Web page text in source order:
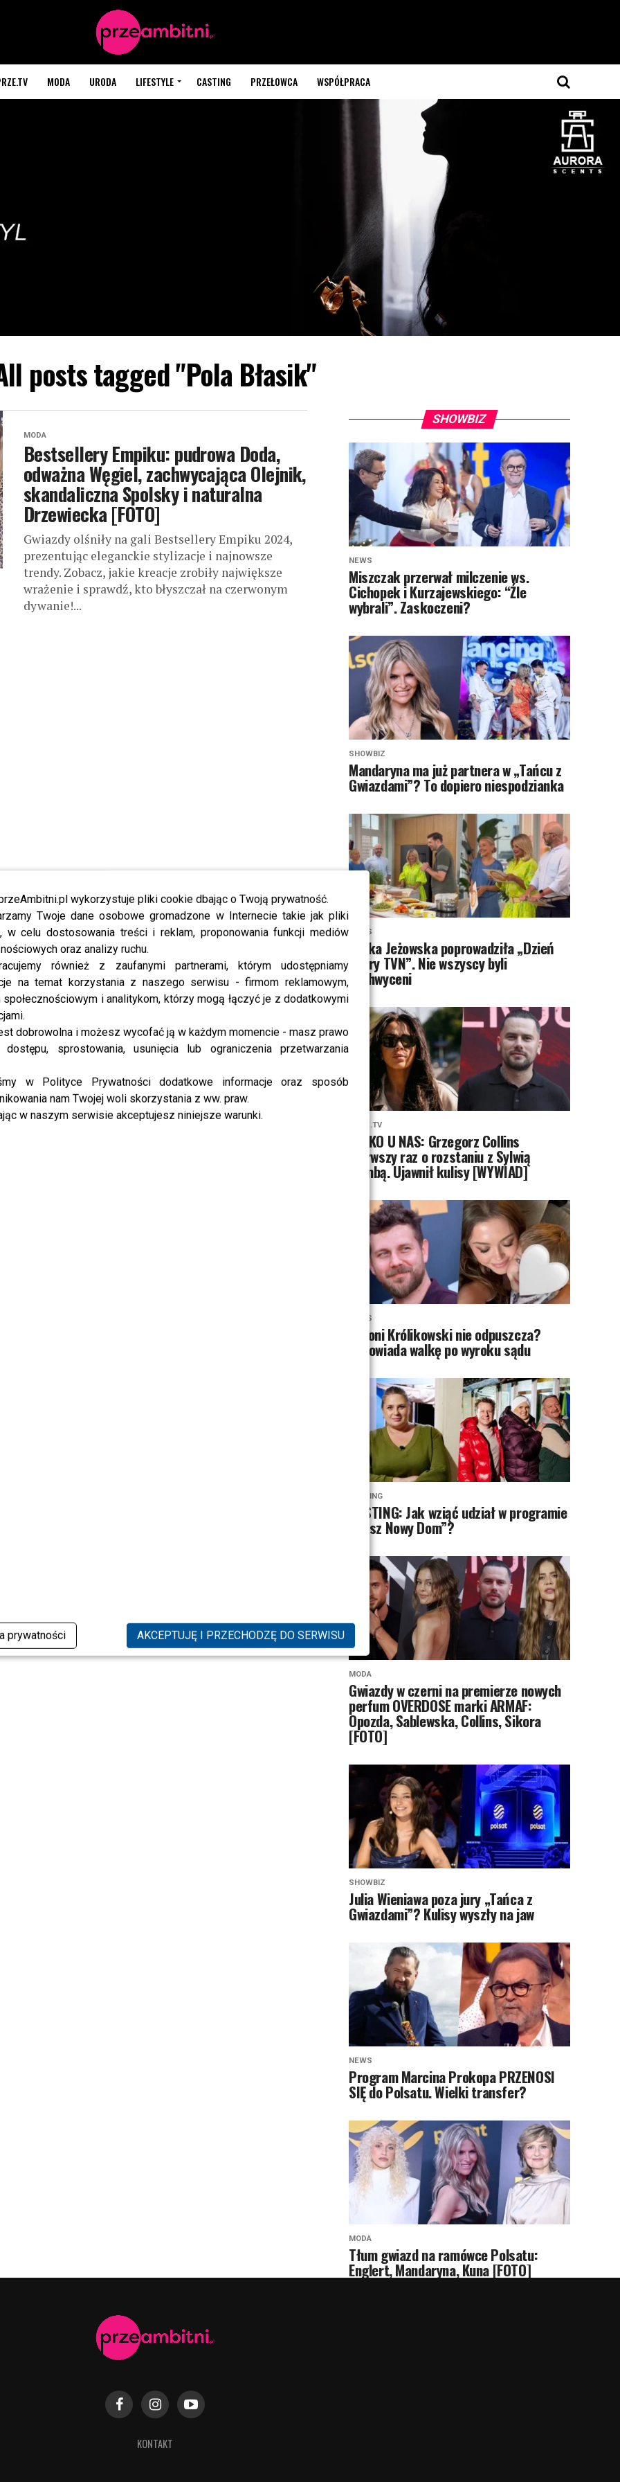
wykorzystuje pliki cookie dbając o Twoją prywatność.
Twoje dane osobowe gromadzone w Internecie takie jak pliki
w celu dostosowania treści i reklam, proponowania funkcji mediów
oraz analizy ruchu.
również z zaufanymi partnerami, którym udostępniamy
na temat korzystania z naszego serwisu - firmom reklamowym,
społecznościowym i analitykom, którzy mogą łączyć je z dodatkowymi
dobrowolna i możesz wycofać ją w każdym momencie - masz prawo
dostępu, sprostowania, usunięcia lub ograniczenia przetwarzania
w Polityce Prywatności dodatkowe informacje oraz sposób
nam Twojej woli skorzystania z ww. praw.
w naszym serwisie akceptujesz niniejsze warunki.
prywatności AKCEPTUJĘ I PRZECHODZĘ DO SERWISU
MODA URODA LIFESTYLE CASTING PRZEŁOWCA WSPÓŁPRACA
posts tagged "Pola Błasik"
MODA
Bestsellery Empiku: pudrowa Doda,
odważna Węgiel, zachwycająca Olejnik,
skandaliczna Spolsky i naturalna
Drzewiecka [FOTO]
Gwiazdy olśniły na gali Bestsellery Empiku 2024,
prezentując eleganckie stylizacje i najnowsze
trendy. Zobacz, jakie kreacje zrobiły największe
wrażenie i sprawdź, kto błyszczał na czerwonym
dywanie!...
SHOWBIZ
NEWS
Miszczak przerwał milczenie ws.
Cichopek i Kurzajewskiego: “Źle
wybrali”. Zaskoczeni?
SHOWBIZ
Mandaryna ma już partnera w „Tańcu z
Gwiazdami”? To dopiero niespodzianka
NEWS
Majka Jeżowska poprowadziła „Dzień
dobry TVN”. Nie wszyscy byli
zachwyceni
PRZE.TV
TYLKO U NAS: Grzegorz Collins
pierwszy raz o rozstaniu z Sylwią
Bombą. Ujawnił kulisy [WYWIAD]
NEWS
Antoni Królikowski nie odpuszcza?
Zapowiada walkę po wyroku sądu
CASTING
CASTING: Jak wziąć udział w programie
„Nasz Nowy Dom”?
MODA
Gwiazdy w czerni na premierze nowych
perfum OVERDOSE marki ARMAF:
Opozda, Sablewska, Collins, Sikora
[FOTO]
SHOWBIZ
Julia Wieniawa poza jury „Tańca z
Gwiazdami”? Kulisy wyszły na jaw
NEWS
Program Marcina Prokopa PRZENOSI
SIĘ do Polsatu. Wielki transfer?
MODA
Tłum gwiazd na ramówce Polsatu:
Englert, Mandaryna, Kuna [FOTO]
KONTAKT